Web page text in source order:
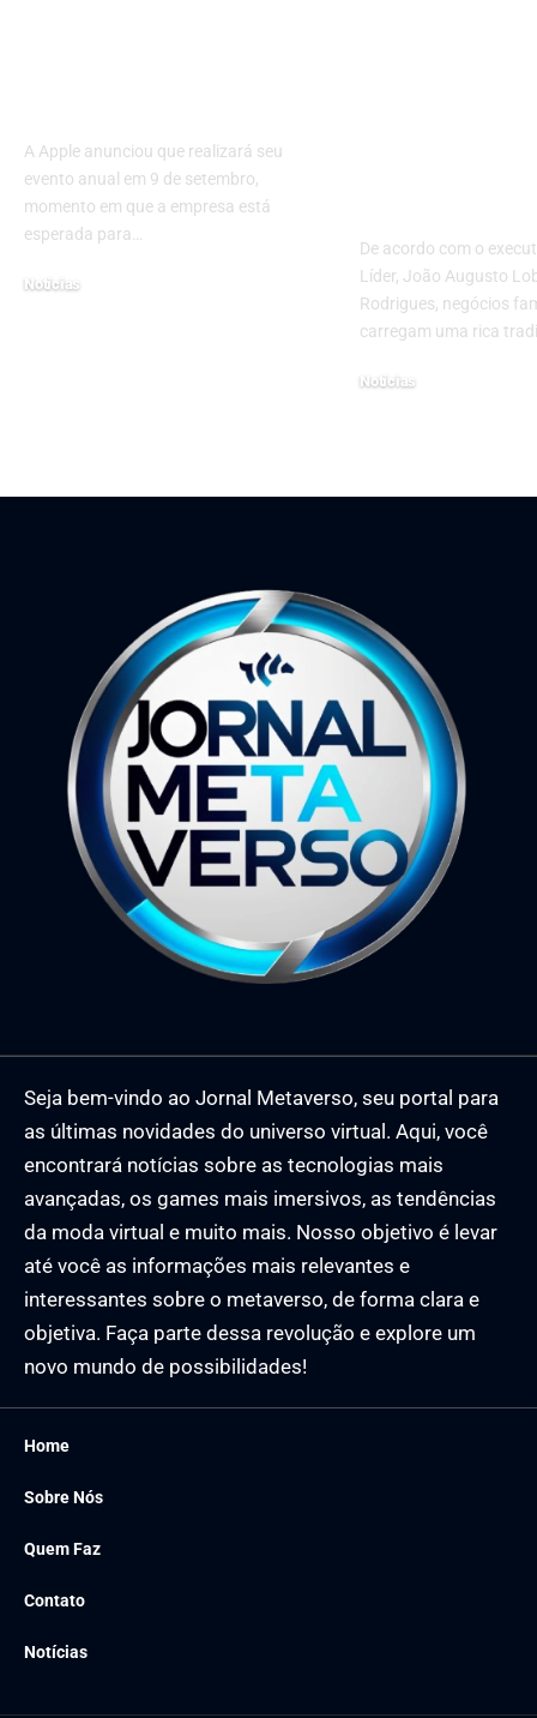
A Apple anunciou que realizará seu
evento anual em 9 de setembro,
momento em que a empresa está
esperada para…
Notícias
De acordo com o
Líder, João Augusto
Rodrigues, negócios
carregam uma rica
Notícias
Seja bem-vindo ao Jornal Metaverso, seu portal para
as últimas novidades do universo virtual. Aqui, você
encontrará notícias sobre as tecnologias mais
avançadas, os games mais imersivos, as tendências
da moda virtual e muito mais. Nosso objetivo é levar
até você as informações mais relevantes e
interessantes sobre o metaverso, de forma clara e
objetiva. Faça parte dessa revolução e explore um
novo mundo de possibilidades!
Home
Sobre Nós
Quem Faz
Contato
Notícias